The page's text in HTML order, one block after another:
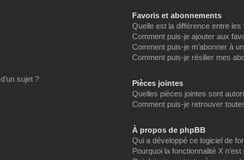
sujet ?
Favoris et abonnements
Quelle est la différence entre
Comment puis-je ajouter aux
Comment puis-je m’abonner à
Comment puis-je résilier mes
Pièces jointes
Quelles pièces jointes sont
Comment puis-je retrouver
À propos de phpBB
Qui a développé ce logiciel de
Pourquoi la fonctionnalité X